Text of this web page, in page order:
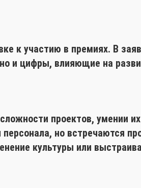
к участию в премиях. В
и цифры, влияющие на
проектов, умении
но встречаются
культуры или